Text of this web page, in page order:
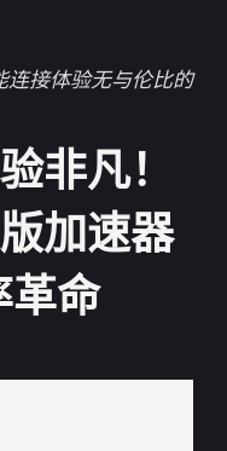
连接体验无与伦比的
非凡！
加速器
革命